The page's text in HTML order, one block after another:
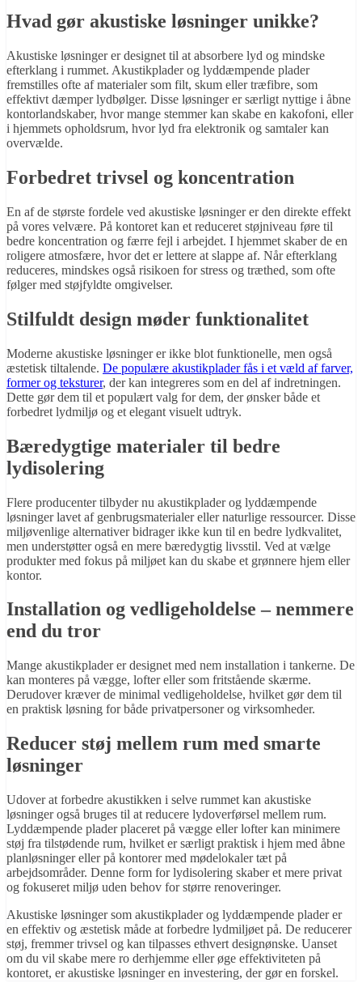
Hvad gør akustiske løsninger unikke?
Akustiske løsninger er designet til at absorbere lyd og mindske
efterklang i rummet. Akustikplader og lyddæmpende plader
fremstilles ofte af materialer som filt, skum eller træfibre, som
effektivt dæmper lydbølger. Disse løsninger er særligt nyttige i åbne
kontorlandskaber, hvor mange stemmer kan skabe en kakofoni, eller
i hjemmets opholdsrum, hvor lyd fra elektronik og samtaler kan
overvælde.
Forbedret trivsel og koncentration
En af de største fordele ved akustiske løsninger er den direkte effekt
på vores velvære. På kontoret kan et reduceret støjniveau føre til
bedre koncentration og færre fejl i arbejdet. I hjemmet skaber de en
roligere atmosfære, hvor det er lettere at slappe af. Når efterklang
reduceres, mindskes også risikoen for stress og træthed, som ofte
følger med støjfyldte omgivelser.
Stilfuldt design møder funktionalitet
Moderne akustiske løsninger er ikke blot funktionelle, men også
æstetisk tiltalende. De populære akustikplader fås i et væld af farver,
former og teksturer, der kan integreres som en del af indretningen.
Dette gør dem til et populært valg for dem, der ønsker både et
forbedret lydmiljø og et elegant visuelt udtryk.
Bæredygtige materialer til bedre
lydisolering
Flere producenter tilbyder nu akustikplader og lyddæmpende
løsninger lavet af genbrugsmaterialer eller naturlige ressourcer. Disse
miljøvenlige alternativer bidrager ikke kun til en bedre lydkvalitet,
men understøtter også en mere bæredygtig livsstil. Ved at vælge
produkter med fokus på miljøet kan du skabe et grønnere hjem eller
kontor.
Installation og vedligeholdelse – nemmere
end du tror
Mange akustikplader er designet med nem installation i tankerne. De
kan monteres på vægge, lofter eller som fritstående skærme.
Derudover kræver de minimal vedligeholdelse, hvilket gør dem til
en praktisk løsning for både privatpersoner og virksomheder.
Reducer støj mellem rum med smarte
løsninger
Udover at forbedre akustikken i selve rummet kan akustiske
løsninger også bruges til at reducere lydoverførsel mellem rum.
Lyddæmpende plader placeret på vægge eller lofter kan minimere
støj fra tilstødende rum, hvilket er særligt praktisk i hjem med åbne
planløsninger eller på kontorer med mødelokaler tæt på
arbejdsområder. Denne form for lydisolering skaber et mere privat
og fokuseret miljø uden behov for større renoveringer.
Akustiske løsninger som akustikplader og lyddæmpende plader er
en effektiv og æstetisk måde at forbedre lydmiljøet på. De reducerer
støj, fremmer trivsel og kan tilpasses ethvert designønske. Uanset
om du vil skabe mere ro derhjemme eller øge effektiviteten på
kontoret, er akustiske løsninger en investering, der gør en forskel.